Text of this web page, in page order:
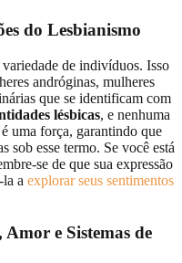
do Lesbianismo
de indivíduos. Isso
andróginas, mulheres
que se identificam com
lésbicas, e nenhuma
uma força, garantindo que
sob esse termo. Se você está
se de que sua expressão
a explorar seus sentimentos
e Sistemas de